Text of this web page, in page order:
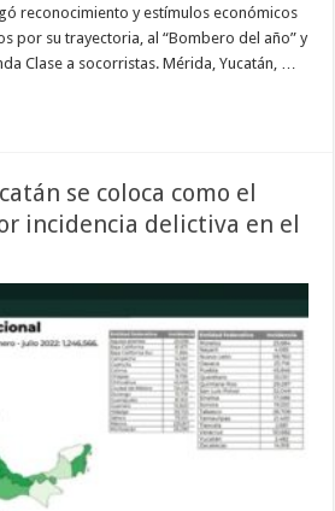
reconocimiento y estímulos económicos
por su trayectoria, al “Bombero del año” y
Clase a socorristas. Mérida, Yucatán, …
se coloca como el
incidencia delictiva en el